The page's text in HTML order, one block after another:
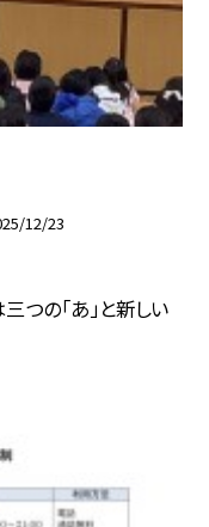
12/23
つの「あ」と新しい